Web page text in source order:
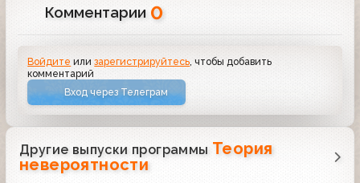
Комментарии 0
Войдите илизарегистрируйтесь , чтобы добавить
комментарий
Вход через Телеграм
Другие выпуски программы Теория
невероятности